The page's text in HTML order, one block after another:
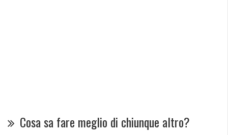
Cosa sa fare meglio di chiunque altro?